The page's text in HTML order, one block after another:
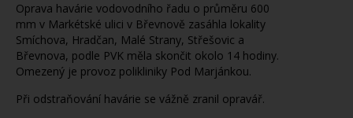
Oprava havárie vodovodního řadu o průměru 600
mm v Markétské ulici v Břevnově zasáhla lokality
Smíchova, Hradčan, Malé Strany, Střešovic a
Břevnova, podle PVK měla skončit okolo 14 hodiny.
Omezený je provoz polikliniky Pod Marjánkou.
Při odstraňování havárie se vážně zranil opravář.